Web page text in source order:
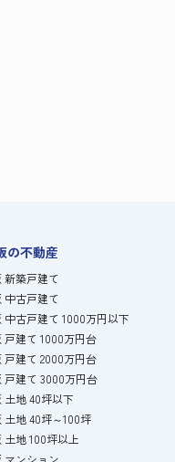
の不動産
新築戸建て
中古戸建て
中古戸建て 1000万円以下
戸建て 1000万円台
戸建て 2000万円台
戸建て 3000万円台
土地 40坪以下
土地 40坪～100坪
土地 100坪以上
マンション